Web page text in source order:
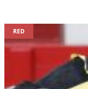
RED